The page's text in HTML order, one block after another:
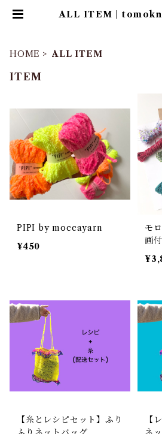
ALL ITEM |
HOME ALL ITEM
ITEM
PIPI by moccayarn
¥450
モ
画付
【糸とレシピセット】ふり
【